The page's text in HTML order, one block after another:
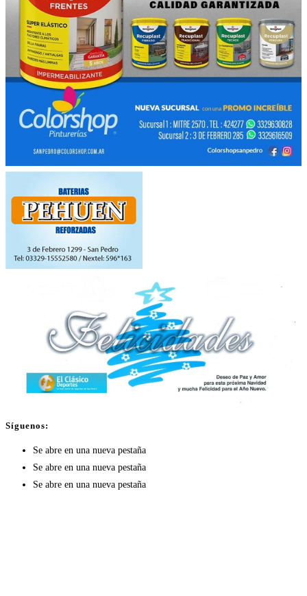
Síguenos:
Se abre en una nueva pestaña
Se abre en una nueva pestaña
Se abre en una nueva pestaña